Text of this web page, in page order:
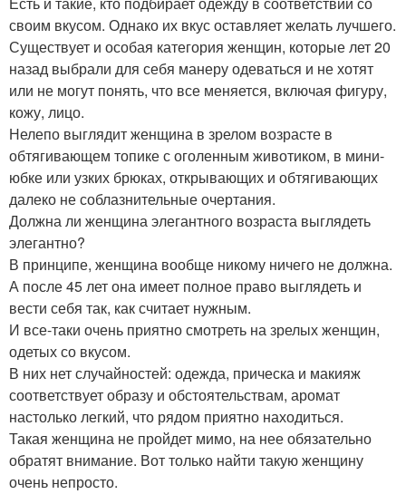
своим вкусом. Однако их вкус оставляет желать лучшего.
Существует и особая категория женщин, которые лет 20
назад выбрали для себя манеру одеваться и не хотят
или не могут понять, что все меняется, включая фигуру,
кожу, лицо.
Нелепо выглядит женщина в зрелом возрасте в
обтягивающем топике с оголенным животиком, в мини-
юбке или узких брюках, открывающих и обтягивающих
далеко не соблазнительные очертания.
Должна ли женщина элегантного возраста выглядеть
элегантно?
В принципе, женщина вообще никому ничего не должна.
А после 45 лет она имеет полное право выглядеть и
вести себя так, как считает нужным.
И все-таки очень приятно смотреть на зрелых женщин,
одетых со вкусом.
В них нет случайностей: одежда, прическа и макияж
соответствует образу и обстоятельствам, аромат
настолько легкий, что рядом приятно находиться.
Такая женщина не пройдет мимо, на нее обязательно
обратят внимание. Вот только найти такую женщину
очень непросто.